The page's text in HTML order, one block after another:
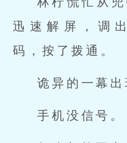
迅速解屏，调
码，按了拨通。
诡异的一幕出
手机没信号。